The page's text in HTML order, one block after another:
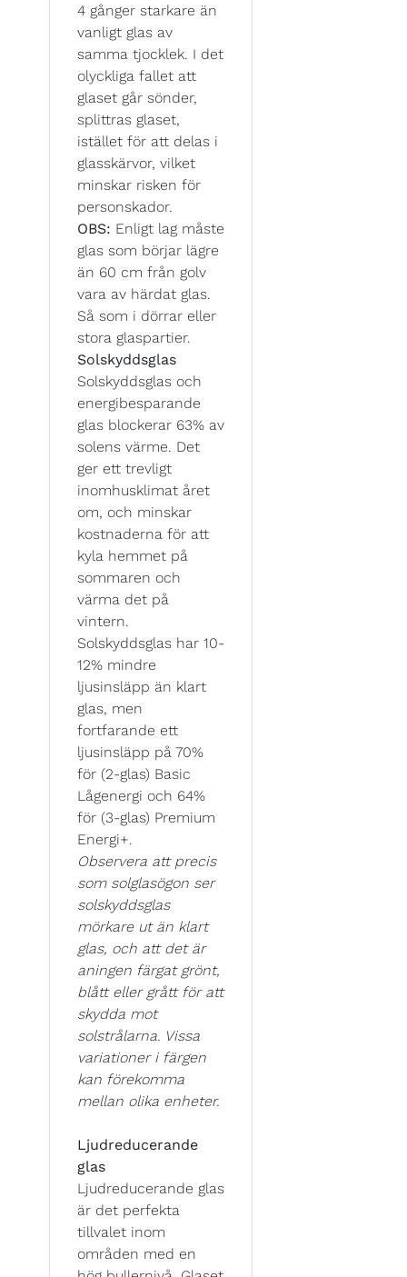
4 gånger starkare än
vanligt glas av
samma tjocklek. I det
olyckliga fallet att
glaset går sönder,
splittras glaset,
istället för att delas i
glasskärvor, vilket
minskar risken för
personskador.
OBS: Enligt lag måste
glas som börjar lägre
än 60 cm från golv
vara av härdat glas.
Så som i dörrar eller
stora glaspartier.
Solskyddsglas
Solskyddsglas och
energibesparande
glas blockerar 63% av
solens värme. Det
ger ett trevligt
inomhusklimat året
om, och minskar
kostnaderna för att
kyla hemmet på
sommaren och
värma det på
vintern.
Solskyddsglas har 10-
12% mindre
ljusinsläpp än klart
glas, men
fortfarande ett
ljusinsläpp på 70%
för (2-glas) Basic
Lågenergi och 64%
för (3-glas) Premium
Energi+.
Observera att precis
som solglasögon ser
solskyddsglas
mörkare ut än klart
glas, och att det är
aningen färgat grönt,
blått eller grått för att
skydda mot
solstrålarna. Vissa
variationer i färgen
kan förekomma
mellan olika enheter.
Ljudreducerande
glas
Ljudreducerande glas
är det perfekta
tillvalet inom
områden med en